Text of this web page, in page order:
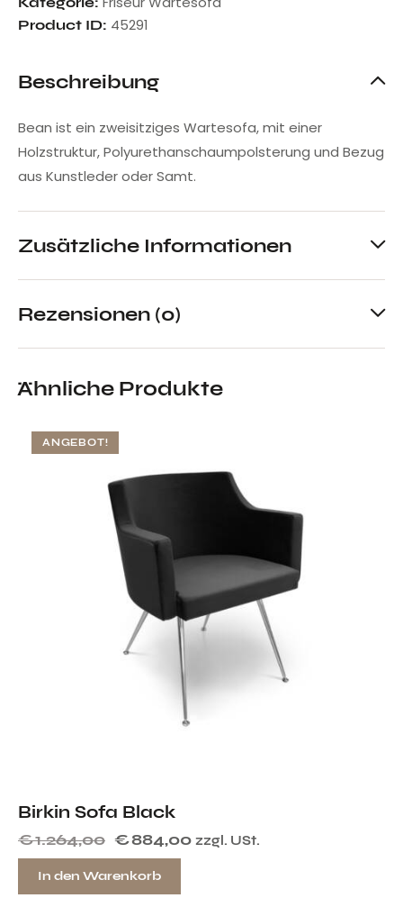
Product ID: 45291
Beschreibung
Bean ist ein zweisitziges Wartesofa, mit einer
Holzstruktur, Polyurethanschaumpolsterung und Bezug
aus Kunstleder oder Samt.
Zusätzliche Informationen
Rezensionen (0)
Ähnliche Produkte
ANGEBOT!
Birkin Sofa Black
€1.264,00 €884,00 zzgl. USt.
In den Warenkorb